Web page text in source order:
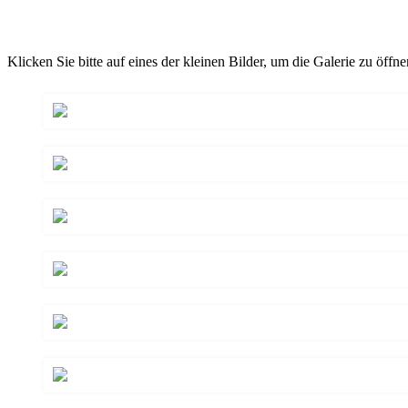
Klicken Sie bitte auf eines der kleinen Bilder, um die Galerie zu